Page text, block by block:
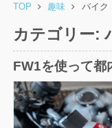
TOP 趣味 バイク
カテゴリー:
FW1を使って都